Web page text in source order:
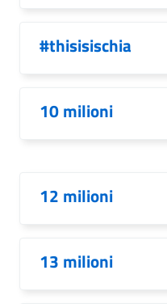
#thisisischia
10 milioni
12 milioni
13 milioni